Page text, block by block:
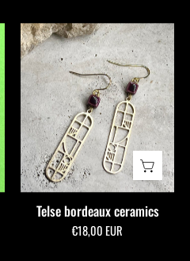
Telse
bordeaux
ceramics
Telse bordeaux ceramics
€18,00 EUR